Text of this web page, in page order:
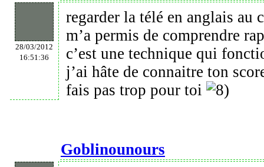
28/03/2012
16:51:36
regarder la télé en anglais au
m’a permis de comprendre
c’est une technique qui
j’ai hâte de connaitre ton
fais pas trop pour toi
Goblinounours